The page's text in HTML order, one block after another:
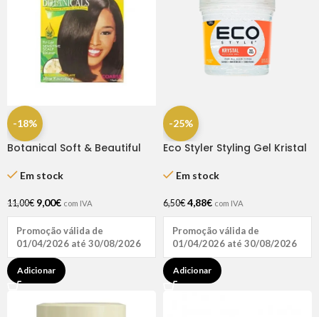
-18%
Botanical Soft & Beautiful
Em stock
11,00€ 9,00€ com IVA
Promoção válida de
01/04/2026 até 30/08/2026
Adicionar
-25%
Eco Styler Styling Gel Kristal
Em stock
6,50€ 4,88€ com IVA
Promoção válida de
01/04/2026 até 30/08/2026
Adicionar